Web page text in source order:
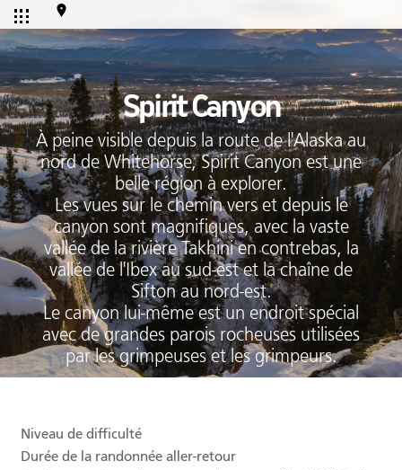
Tous les
Accueil et aide à l'établissement
Aide à l’emploi
Formation
Entrepreneuriat
Spirit Canyon
À peine visible depuis la route de l'Alaska au
nord de Whitehorse, Spirit Canyon est une
belle région à explorer.
Les vues sur le chemin vers et depuis le
canyon sont magnifiques, avec la vaste
vallée de la rivière Takhini en contrebas, la
vallée de l'Ibex au sud-est et la chaîne de
Sifton au nord-est.
Le canyon lui-même est un endroit spécial
avec de grandes parois rocheuses utilisées
par les grimpeuses et les grimpeurs.
Niveau de difficulté
Durée de la randonnée aller-retour